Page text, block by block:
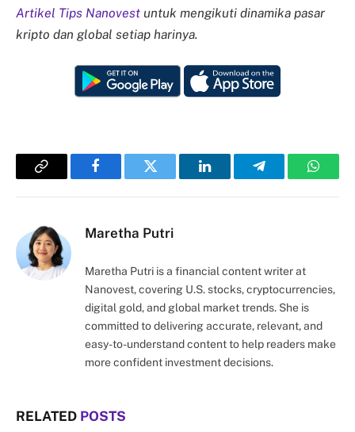
Artikel Tips Nanovest untuk mengikuti dinamika pasar
kripto dan global setiap harinya.
Copy
FacebookTwitter LinkedInTelegram
Maretha Putri
Maretha Putri is a financial content writer at
Nanovest, covering U.S. stocks, cryptocurrencies,
digital gold, and global market trends. She is
committed to delivering accurate, relevant, and
easy-to-understand content to help readers make
more confident investment decisions.
RELATED POSTS